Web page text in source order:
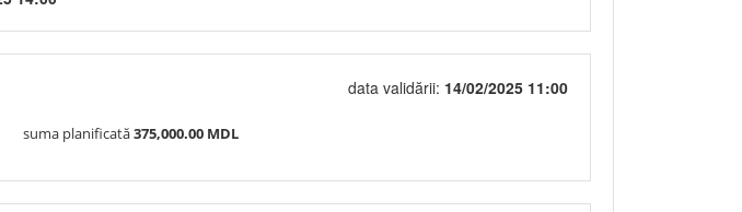
data validării: 14/02/2025 11:00
suma planificată375,000.00 MDL